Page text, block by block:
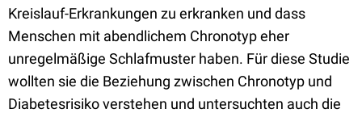
Kreislauf-Erkrankungen zu erkranken und dass
Menschen mit abendlichem Chronotyp eher
unregelmäßige Schlafmuster haben. Für diese Studie
wollten sie die Beziehung zwischen Chronotyp und
Diabetesrisiko verstehen und untersuchten auch die